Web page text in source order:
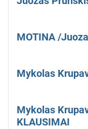
MOTINA /
Mykolas
Mykolas
KLAUSIMAI